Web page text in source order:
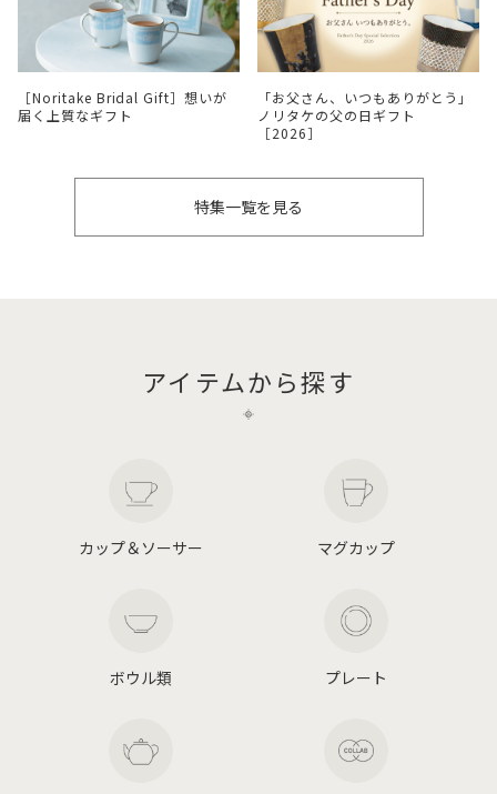
［Noritake Bridal Gift］想いが
届く上質なギフト
「お父さん、いつもありがとう」
ノリタケの父の日ギフト
［2026］
特集一覧を見る
アイテムから探す
カップ＆ソーサー マグカップ
ボウル類 プレート